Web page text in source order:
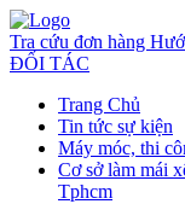
Tra cứu đơn hàng
ĐỐI TÁC
Trang Chủ
Tin tức sự kiện
Máy móc, thi
Cơ sở làm mái
Tphcm